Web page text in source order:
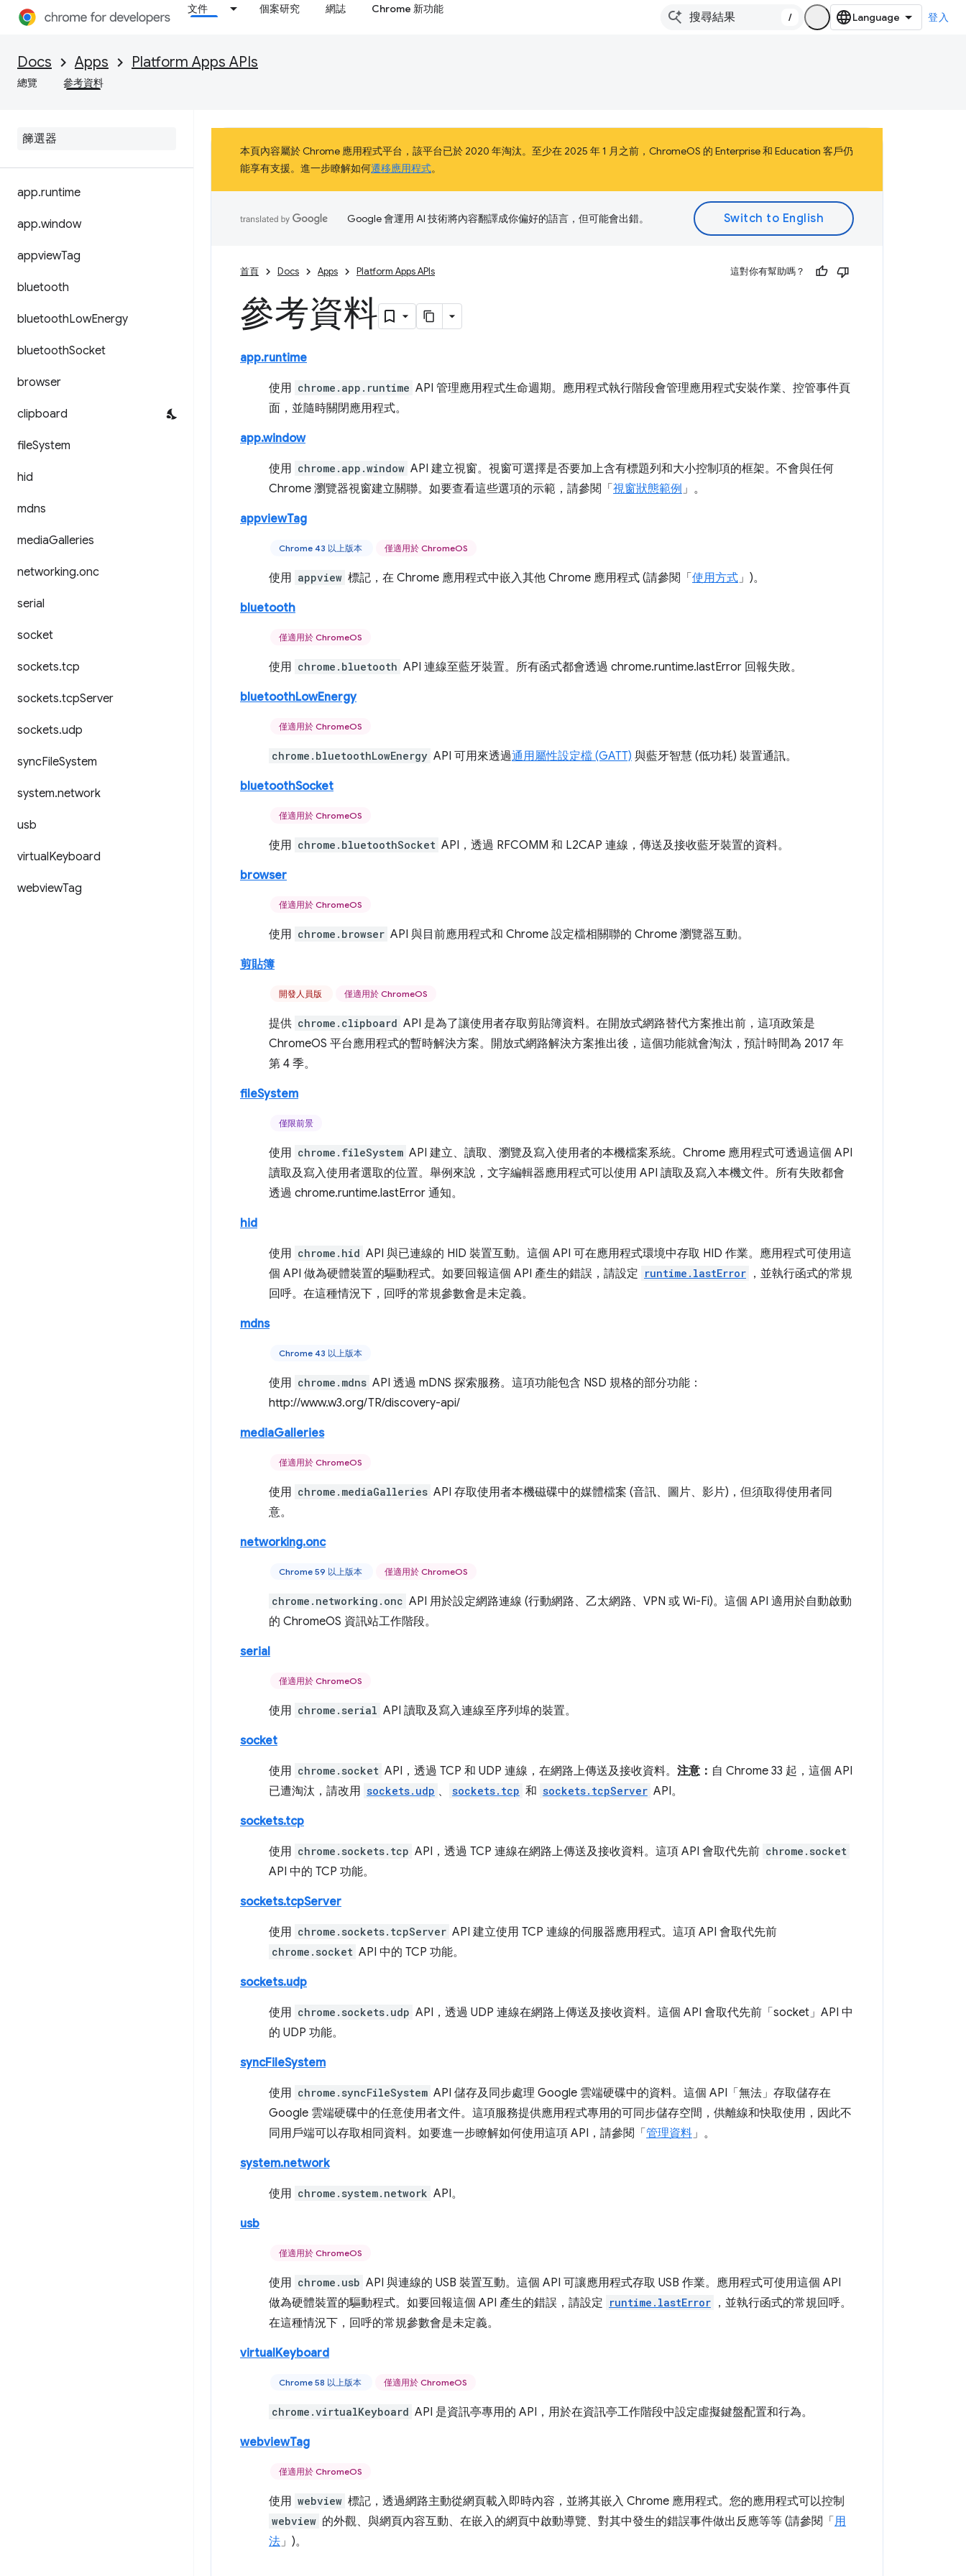
文件 個案研究 網誌 Chrome 新功能
/ 登入
Docs Apps Platform Apps APIs
總覽 參考資料
app.runtime
app.window
appviewTag
bluetooth
bluetoothLowEnergy
bluetoothSocket
browser
clipboard
fileSystem
hid
mdns
mediaGalleries
networking.onc
serial
socket
sockets.tcp
sockets.tcpServer
sockets.udp
syncFileSystem
system.network
usb
virtualKeyboard
webviewTag
本頁內容屬於 Chrome 應用程式平台，該平台已於 2020 年淘汰。至少在 2025 年 1 月之前，ChromeOS 的 Enterprise 和 Education 客戶仍
能享有支援。進一步瞭解如何遷移應用程式。
Google 會運用 AI 技術將內容翻譯成你偏好的語言，但可能會出錯。
首頁 Docs Apps Platform Apps APIs 這對你有幫助嗎？
參考資料
app.runtime
使用 chrome.app.runtime API 管理應用程式生命週期。應用程式執行階段會管理應用程式安裝作業、控管事件頁
面，並隨時關閉應用程式。
app.window
使用 chrome.app.window API 建立視窗。視窗可選擇是否要加上含有標題列和大小控制項的框架。不會與任何
Chrome 瀏覽器視窗建立關聯。如要查看這些選項的示範，請參閱「 視窗狀態範例 」。
appviewTag
Chrome 43 以上版本 僅適用於 ChromeOS
使用 appview 標記，在 Chrome 應用程式中嵌入其他 Chrome 應用程式 (請參閱「 使用方式」)。
bluetooth
僅適用於 ChromeOS
使用 chrome.bluetooth API 連線至藍牙裝置。所有函式都會透過 chrome.runtime.lastError 回報失敗。
bluetoothLowEnergy
僅適用於 ChromeOS
chrome.bluetoothLowEnergy API 可用來透過通用屬性設定檔 (GATT) 與藍牙智慧 (低功耗) 裝置通訊。
bluetoothSocket
僅適用於 ChromeOS
使用 chrome.bluetoothSocket API，透過 RFCOMM 和 L2CAP 連線，傳送及接收藍牙裝置的資料。
browser
僅適用於 ChromeOS
使用 chrome.browser API 與目前應用程式和 Chrome 設定檔相關聯的 Chrome 瀏覽器互動。
剪貼簿
開發人員版 僅適用於 ChromeOS
提供 chrome.clipboard API 是為了讓使用者存取剪貼簿資料。在開放式網路替代方案推出前，這項政策是
ChromeOS 平台應用程式的暫時解決方案。開放式網路解決方案推出後，這個功能就會淘汰，預計時間為 2017 年
第 4 季。
fileSystem
僅限前景
使用 chrome.fileSystem API 建立、讀取、瀏覽及寫入使用者的本機檔案系統。Chrome 應用程式可透過這個 API
讀取及寫入使用者選取的位置。舉例來說，文字編輯器應用程式可以使用 API 讀取及寫入本機文件。所有失敗都會
透過 chrome.runtime.lastError 通知。
hid
使用 chrome.hid API 與已連線的 HID 裝置互動。這個 API 可在應用程式環境中存取 HID 作業。應用程式可使用這
個 API 做為硬體裝置的驅動程式。如要回報這個 API 產生的錯誤，請設定 runtime.lastError ，並執行函式的常規
回呼。在這種情況下，回呼的常規參數會是未定義。
mdns
Chrome 43 以上版本
使用 chrome.mdns API 透過 mDNS 探索服務。這項功能包含 NSD 規格的部分功能：
http://www.w3.org/TR/discovery-api/
mediaGalleries
僅適用於 ChromeOS
使用 chrome.mediaGalleries API 存取使用者本機磁碟中的媒體檔案 (音訊、圖片、影片)，但須取得使用者同
意。
networking.onc
Chrome 59 以上版本 僅適用於 ChromeOS
chrome.networking.onc API 用於設定網路連線 (行動網路、乙太網路、VPN 或 Wi-Fi)。這個 API 適用於自動啟動
的 ChromeOS 資訊站工作階段。
serial
僅適用於 ChromeOS
使用 chrome.serial API 讀取及寫入連線至序列埠的裝置。
socket
使用 chrome.socket API，透過 TCP 和 UDP 連線，在網路上傳送及接收資料。 注意： 自 Chrome 33 起，這個 API
已遭淘汰，請改用 sockets.udp 、 sockets.tcp 和 sockets.tcpServer API。
sockets.tcp
使用 chrome.sockets.tcp API，透過 TCP 連線在網路上傳送及接收資料。這項 API 會取代先前 chrome.socket
API 中的 TCP 功能。
sockets.tcpServer
使用 chrome.sockets.tcpServer API 建立使用 TCP 連線的伺服器應用程式。這項 API 會取代先前
chrome.socket API 中的 TCP 功能。
sockets.udp
使用 chrome.sockets.udp API，透過 UDP 連線在網路上傳送及接收資料。這個 API 會取代先前「socket」API 中
的 UDP 功能。
syncFileSystem
使用 chrome.syncFileSystem API 儲存及同步處理 Google 雲端硬碟中的資料。這個 API「無法」存取儲存在
Google 雲端硬碟中的任意使用者文件。這項服務提供應用程式專用的可同步儲存空間，供離線和快取使用，因此不
同用戶端可以存取相同資料。如要進一步瞭解如何使用這項 API，請參閱「 管理資料」。
system.network
使用 chrome.system.network API。
usb
僅適用於 ChromeOS
使用 chrome.usb API 與連線的 USB 裝置互動。這個 API 可讓應用程式存取 USB 作業。應用程式可使用這個 API
做為硬體裝置的驅動程式。如要回報這個 API 產生的錯誤，請設定 runtime.lastError ，並執行函式的常規回呼。
在這種情況下，回呼的常規參數會是未定義。
virtualKeyboard
Chrome 58 以上版本 僅適用於 ChromeOS
chrome.virtualKeyboard API 是資訊亭專用的 API，用於在資訊亭工作階段中設定虛擬鍵盤配置和行為。
webviewTag
僅適用於 ChromeOS
使用 webview 標記，透過網路主動從網頁載入即時內容，並將其嵌入 Chrome 應用程式。您的應用程式可以控制
webview 的外觀、與網頁內容互動、在嵌入的網頁中啟動導覽、對其中發生的錯誤事件做出反應等等 (請參閱「 用
法」)。